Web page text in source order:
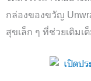
กล่องของขวัญ
สุขเล็ก ๆ ที่ช่วยเติมเ